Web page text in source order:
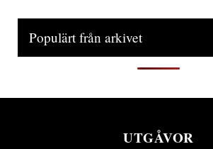
Populärt från arkivet
UTGÅVOR